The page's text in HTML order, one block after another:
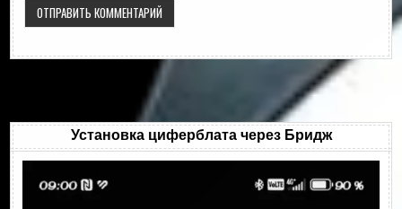
Установка циферблата через Бридж